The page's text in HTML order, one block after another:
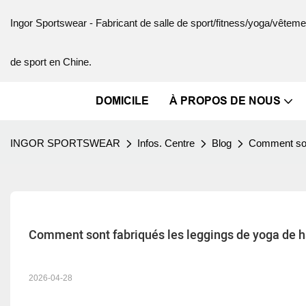
Ingor Sportswear - Fabricant de salle de sport/fitness/yoga/
de sport en Chine.
DOMICILE À PROPOS DE NOUS
INGOR SPORTSWEAR Infos. Centre Blog Comment
Comment sont fabriqués les leggings de yoga
2026-04-28